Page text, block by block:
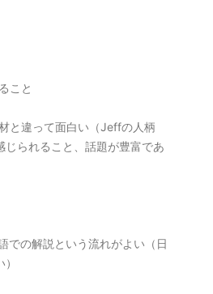
こと
と違って面白い（Jeffの人柄
られること、話題が豊富であ
の解説という流れがよい（日